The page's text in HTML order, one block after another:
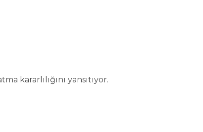
kararlılığını yansıtıyor.